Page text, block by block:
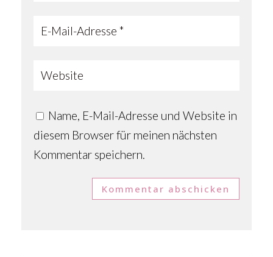
Name, E-Mail-Adresse und Website in
diesem Browser für meinen nächsten
Kommentar speichern.
Kommentar abschicken